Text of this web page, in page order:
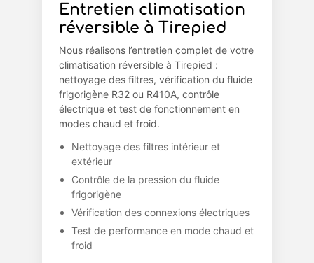
Entretien climatisation
réversible à Tirepied
Nous réalisons l’entretien complet de votre
climatisation réversible à Tirepied :
nettoyage des filtres, vérification du fluide
frigorigène R32 ou R410A, contrôle
électrique et test de fonctionnement en
modes chaud et froid.
Nettoyage des filtres intérieur et
extérieur
Contrôle de la pression du fluide
frigorigène
Vérification des connexions électriques
Test de performance en mode chaud et
froid